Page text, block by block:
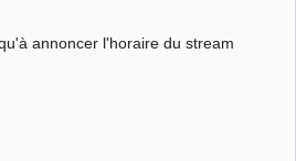
annoncer l'horaire du stream